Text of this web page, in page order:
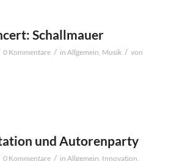
Schallmauer
0 Kommentare / in Allgemein, Musik / von
und Autorenparty
0 Kommentare / in Allgemein, Innovation,